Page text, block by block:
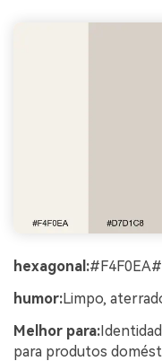
hexagonal:
humor:Limpo,
Melhor para:
para produtos